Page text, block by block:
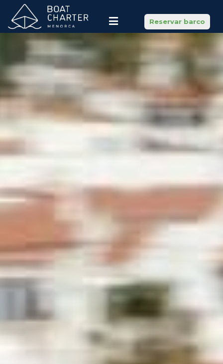
Reservar barco